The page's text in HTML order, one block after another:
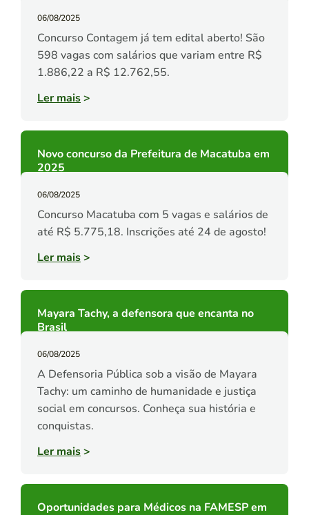
06/08/2025
Concurso Contagem já tem edital aberto! São
598 vagas com salários que variam entre R$
1.886,22 a R$ 12.762,55.
Ler mais>
Novo concurso da Prefeitura de Macatuba em
2025
06/08/2025
Concurso Macatuba com 5 vagas e salários de
até R$ 5.775,18. Inscrições até 24 de agosto!
Ler mais>
Mayara Tachy, a defensora que encanta no
Brasil
06/08/2025
A Defensoria Pública sob a visão de Mayara
Tachy: um caminho de humanidade e justiça
social em concursos. Conheça sua história e
conquistas.
Ler mais>
Oportunidades para Médicos na FAMESP em